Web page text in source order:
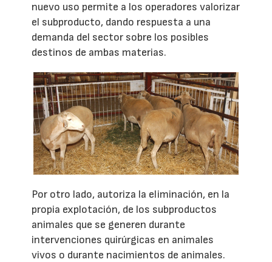
nuevo uso permite a los operadores valorizar
el subproducto, dando respuesta a una
demanda del sector sobre los posibles
destinos de ambas materias.
Por otro lado, autoriza la eliminación, en la
propia explotación, de los subproductos
animales que se generen durante
intervenciones quirúrgicas en animales
vivos o durante nacimientos de animales.